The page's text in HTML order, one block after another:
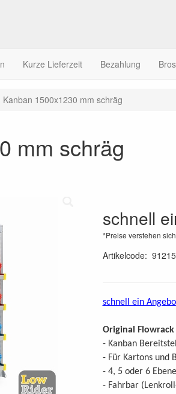
Kurze Lieferzeit Bezahlung
Kanban 1500x1230 mm schräg
mm schräg
schnell
*Preise verstehen
Artikelcode:
schnell ein
Original Flowrack
- Kanban
- Für Kartons und
- 4, 5 oder 6
- Fahrbar